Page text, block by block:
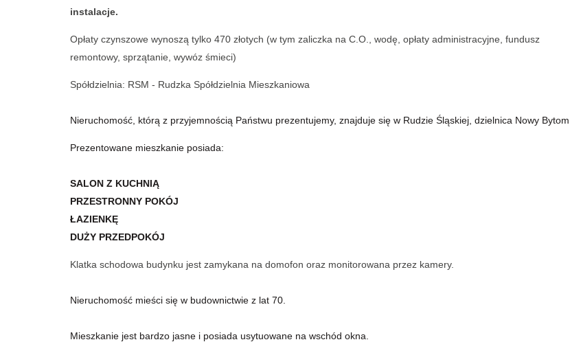
instalacje.
Opłaty czynszowe wynoszą tylko 470 złotych (w tym zaliczka na C.O., wodę, opłaty administracyjne, fundusz
remontowy, sprzątanie, wywóz śmieci)
Spółdzielnia: RSM - Rudzka Spółdzielnia Mieszkaniowa
Nieruchomość, którą z przyjemnością Państwu prezentujemy, znajduje się w Rudzie Śląskiej, dzielnica Nowy Bytom.
Prezentowane mieszkanie posiada:
SALON Z KUCHNIĄ
PRZESTRONNY POKÓJ
ŁAZIENKĘ
DUŻY PRZEDPOKÓJ
Klatka schodowa budynku jest zamykana na domofon oraz monitorowana przez kamery.
Nieruchomość mieści się w budownictwie z lat 70.
Mieszkanie jest bardzo jasne i posiada usytuowane na wschód okna.